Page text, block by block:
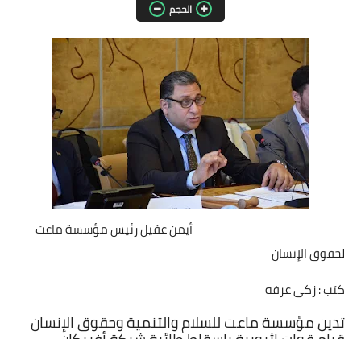
مقالات واراء
محافظات
القاهرة
القليوبية
الجيزة
الاسكندرية
أسيوط
الحجم
أيمن عقيل رئيس مؤسسة ماعت
لحقوق الإنسان
كتب : زكى عرفه
تدين مؤسسة ماعت للسلام والتنمية وحقوق الإنسان